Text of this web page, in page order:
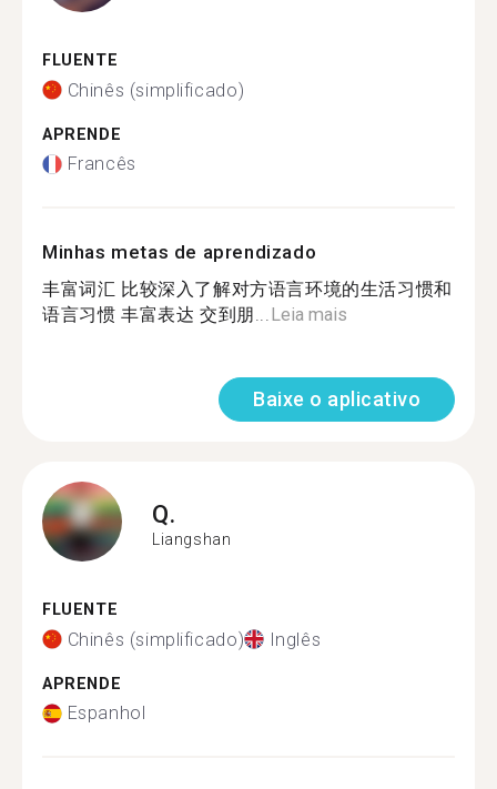
FLUENTE
Chinês (simplificado)
APRENDE
Francês
Minhas metas de aprendizado
丰富词汇 比较深入了解对方语言环境的生活习惯和
语言习惯 丰富表达 交到朋...Leia mais
Baixe o aplicativo
Q.
Liangshan
FLUENTE
Chinês (simplificado) Inglês
APRENDE
Espanhol